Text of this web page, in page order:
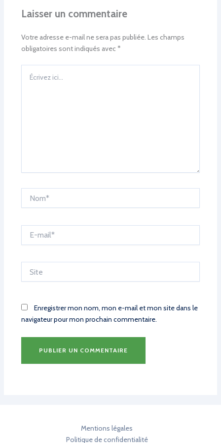
Laisser un commentaire
Votre adresse e-mail ne sera pas publiée. Les champs
obligatoires sont indiqués avec *
ici…
mail*
Enregistrer mon nom, mon e-mail et mon site dans le
navigateur pour mon prochain commentaire.
Mentions légales
Politique de confidentialité